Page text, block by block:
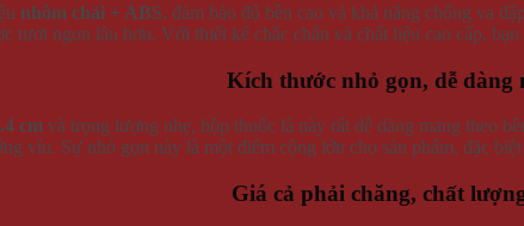
nhôm chải + ABS, đảm bảo độ bền cao và khả năng chống va
tươi ngon lâu hơn. Với thiết kế chắc chắn và chất liệu cao cấp,
Kích thước nhỏ gọn, dễ dàng
cm và trọng lượng nhẹ, hộp thuốc lá này rất dễ dàng mang theo
víu. Sự nhỏ gọn này là một điểm cộng lớn cho sản phẩm, đặc
Giá cả phải chăng, chất